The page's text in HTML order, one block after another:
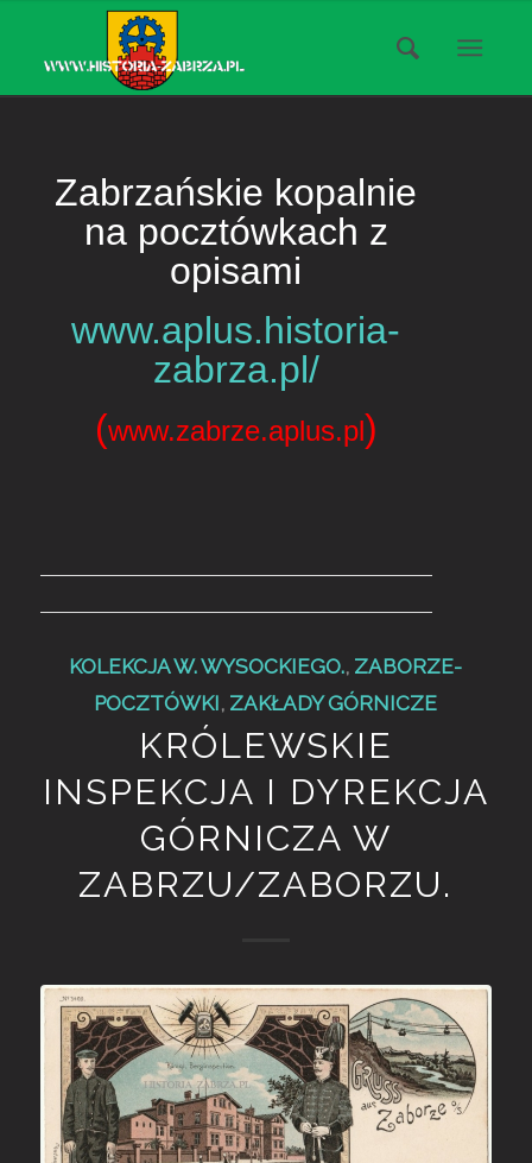
Zabrzańskie kopalnie
na pocztówkach z
opisami
www.aplus.historia-
zabrza.pl/
(www.zabrze.aplus.pl)
KOLEKCJA W. WYSOCKIEGO., ZABORZE-
POCZTÓWKI, ZAKŁADY GÓRNICZE
KRÓLEWSKIE
INSPEKCJA I DYREKCJA
GÓRNICZA W
ZABRZU/ZABORZU.